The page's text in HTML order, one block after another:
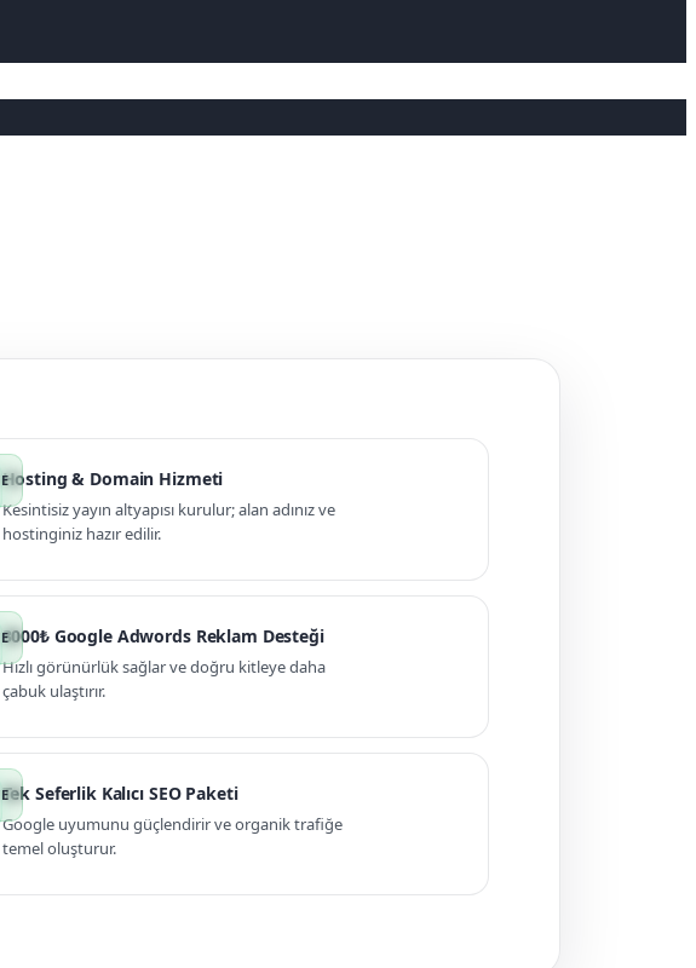
Hosting & Domain Hizmeti
Kesintisiz yayın altyapısı kurulur; alan adınız ve
hostinginiz hazır edilir.
3000₺ Google Adwords Reklam Desteği
Hızlı görünürlük sağlar ve doğru kitleye daha
çabuk ulaştırır.
Tek Seferlik Kalıcı SEO Paketi
Google uyumunu güçlendirir ve organik trafiğe
temel oluşturur.